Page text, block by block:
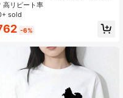
プリント ゆったり ラウンドネッ
半袖 カジュアル バケーション ト
高リピート率
sold
-6%